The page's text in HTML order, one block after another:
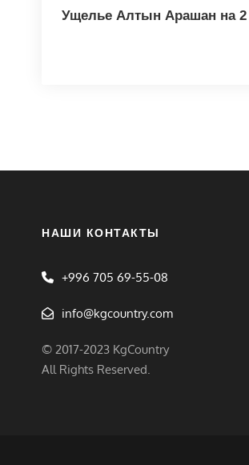
Ущелье Алтын Арашан на 2
НАШИ КОНТАКТЫ
+996 705 69-55-08
info@kgcountry.com
© 2017-2023 KgCountry
All Rights Reserved.